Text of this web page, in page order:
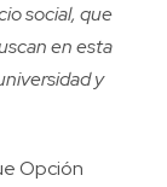
social, que
en esta
y
Opción